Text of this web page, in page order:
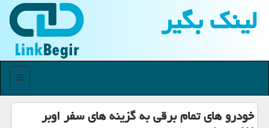
لینك بگیر
منو
خودرو های تمام برقی به گزینه های سفر اوبر